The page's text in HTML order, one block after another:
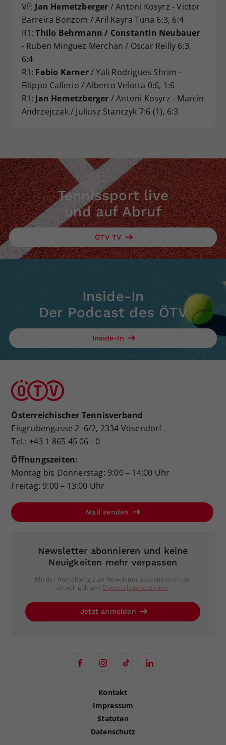
VF: Jan Hemetzberger / Antoni Kosyrz - Victor
Barreira Bonzom / Aril Kayra Tuna 6:3, 6:4
R1:Thilo Behrmann / Constantin Neubauer
- Ruben Minguez Merchan / Oscar Reilly 6:3,
6:4
R1: Fabio Karner/ Yali Rodrigues Shrim -
Filippo Callerio / Alberto Velotta 0:6, 1:6
R1: Jan Hemetzberger / Antoni Kosyrz - Marcin
Andrzejczak / Juliusz Stanczyk 7:6 (1), 6:3
Tennissport live
und auf Abruf
ÖTV TV
Inside-In
Der Podcast des ÖTV
Inside-In
Österreichischer Tennisverband
Eisgrubengasse 2–6/2, 2334 Vösendorf
Tel.: +43 1 865 45 06 - 0
Öffnungszeiten:
Montag bis Donnerstag: 9:00 – 14:00 Uhr
Freitag: 9:00 – 13:00 Uhr
Mail senden
Newsletter abonnieren und keine
Neuigkeiten mehr verpassen
Mit der Anmeldung zum Newsletter akzeptiere ich die
aktuell gültigen Datenschutzrichtlinien.
Jetzt anmelden
Kontakt
Impressum
Statuten
Datenschutz